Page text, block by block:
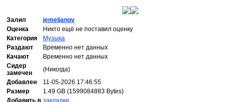
Залил
jemeljanov
Оценка
Никто ещё не поставил оценку
Категория
Музыка
Раздают
Временно нет данных
Качают
Временно нет данных
Сидер
замечен
(Никогда)
Добавлен
11-05-2026 17:46:55
Размер
1.49 GB (1599084883 Bytes)
Добавить в закладки